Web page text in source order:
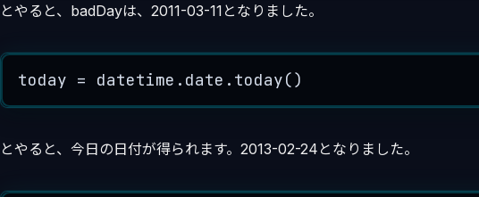
とやると、badDayは、2011-03-11となりました。
today = datetime.date. today()
とやると、今日の日付が得られます。2013-02-24となりました。